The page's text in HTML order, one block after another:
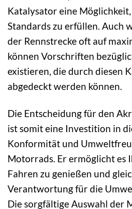
Katalysator eine
Standards zu erfüllen. Auch
der Rennstrecke oft auf
können Vorschriften
existieren, die durch diesen
abgedeckt werden können.
Die Entscheidung für den
ist somit eine Investition in
Konformität und
Motorrads. Er ermöglicht es
Fahren zu genießen und
Verantwortung für die
Die sorgfältige Auswahl der